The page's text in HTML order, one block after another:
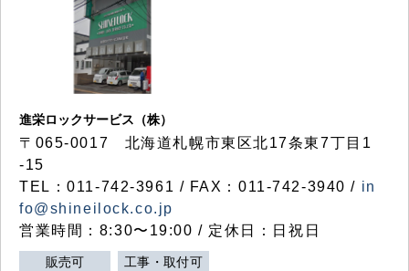
進栄ロックサービス（株）
〒065-0017 北海道札幌市東区北17条東7丁目1
-15
TEL：011-742-3961 / FAX：011-742-3940 / in
fo@shineilock.co.jp
営業時間：8:30〜19:00 / 定休日：日祝日
販売可 工事・取付可